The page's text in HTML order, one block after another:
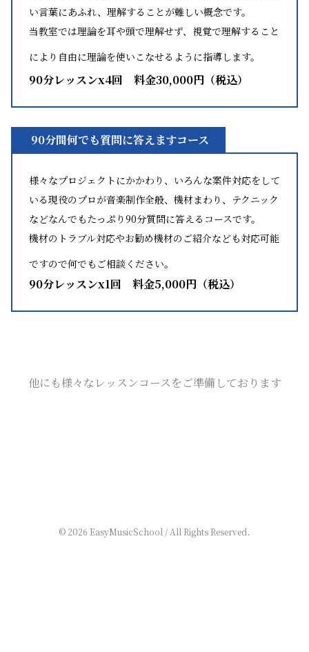
い言葉にあふれ、理解することが難しい概念です。
当教室では理論を耳や頭で理解せず、視覚で理解すること
により自由に理論を使いこなせるように指導します。
90分レッスンx4回 料金30,000円（税込）
90分間何でも質問に答えますコース
様々なプロジェクトにかかわり、いろんな案件対応をして
いる現役のプロが音楽制作全般、機材まわり、テクニック
などなんでもたっぷり90分質問に答えるコースです。
機材のトラブル対応やお勧め機材のご紹介なども対応可能
ですので何でもご相談ください。
90分レッスンx1回 料金5,000円（税込）
他にも様々なレッスンコースをご準備しております
© 2026 EasyMusicSchool / All Rights Reserved.